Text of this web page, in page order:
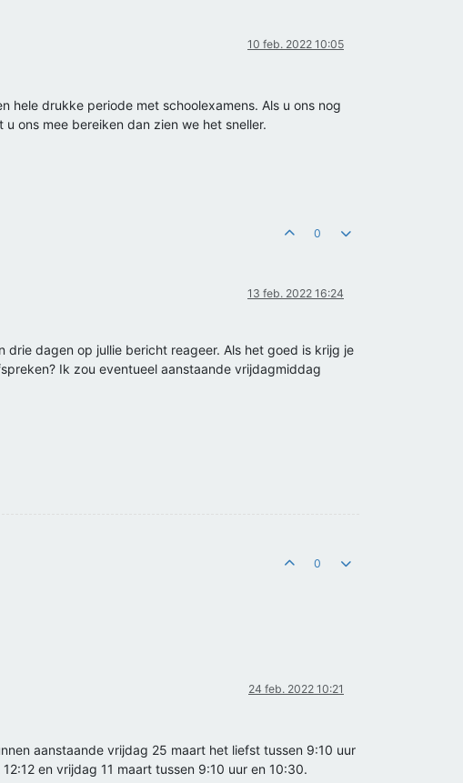
10 feb. 2022 10:05
hele drukke periode met schoolexamens. Als u ons nog
ons mee bereiken dan zien we het sneller.
0
13 feb. 2022 16:24
dagen op jullie bericht reageer. Als het goed is krijg je
Ik zou eventueel aanstaande vrijdagmiddag
0
24 feb. 2022 10:21
aanstaande vrijdag 25 maart het liefst tussen 9:10 uur
en vrijdag 11 maart tussen 9:10 uur en 10:30.